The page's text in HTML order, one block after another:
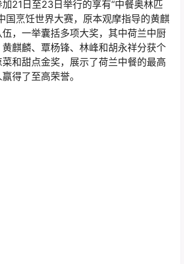
21日至23日举行的享有“中餐奥林匹
国烹饪世界大赛，原本观摩指导的黄麒
，一举囊括多项大奖，其中荷兰中厨
麒麟、覃杨锋、林峰和胡永祥分获个
和甜点金奖，展示了荷兰中餐的最高
得了至高荣誉。